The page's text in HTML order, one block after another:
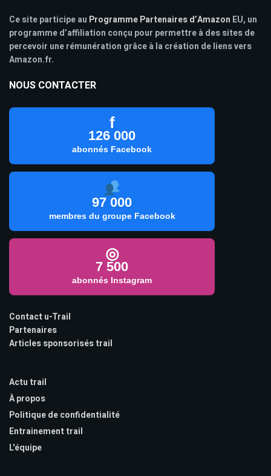
Ce site participe au Programme Partenaires d’Amazon EU, un
programme d’affiliation conçu pour permettre à des sites de
percevoir une rémunération grâce à la création de liens vers
Amazon.fr.
NOUS CONTACTER
f
126 000
abonnés Facebook
97 000
membres du groupe Facebook
◎
7 500
abonnés Instagram
Contact u-Trail
Partenaires
Articles sponsorisés trail
Actu trail
À propos
Politique de confidentialité
Entrainement trail
L'équipe